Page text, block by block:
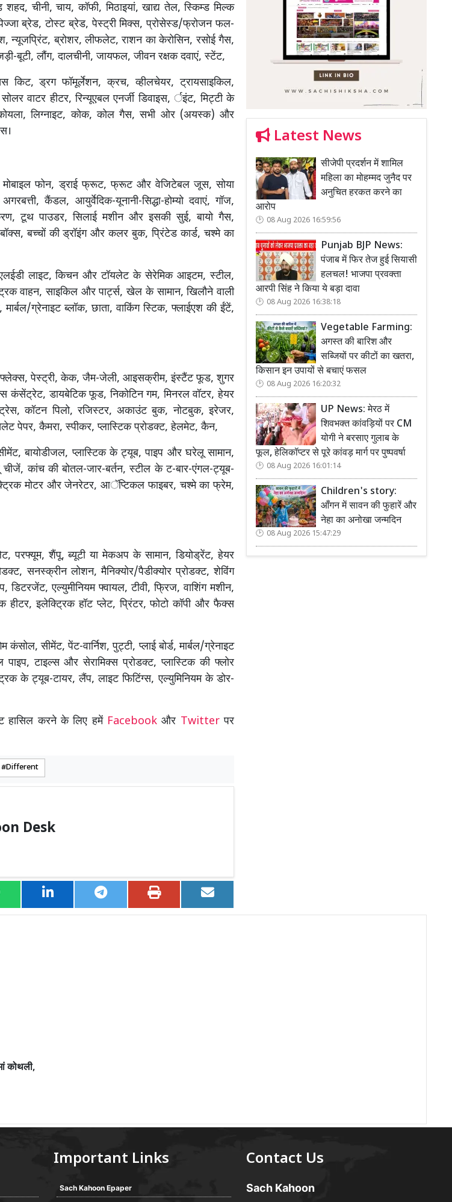
चीनी, चाय, कॉफी, मिठाइयां, खाद्य तेल, स्किम्ड मिल्क
ब्रेड, टोस्ट ब्रेड, पेस्ट्री मिक्स, प्रोसेस्ड/फ्रोजन फल-
न्यूजप्रिंट, ब्रोशर, लीफलेट, राशन का केरोसिन, रसोई गैस,
बूटी, लौंग, दालचीनी, जायफल, जीवन रक्षक दवाएं, स्टेंट,
किट, ड्रग फॉमूर्लेशन, क्रच, व्हीलचेयर, ट्रायसाइकिल,
वाटर हीटर, रिन्यूएबल एनर्जी डिवाइस, र्इंट, मिट्टी के
कोयला, लिग्नाइट, कोक, कोल गैस, सभी ओर (अयस्क) और
फोन, ड्राई फ्रूट, फ्रूट और वेजिटेबल जूस, सोया
कैंडल, आयुर्वेदिक-यूनानी-सिद्धा-होम्यो दवाएं, गॉज,
टूथ पाउडर, सिलाई मशीन और इसकी सुई, बायो गैस,
बच्चों की ड्रॉइंग और कलर बुक, प्रिंटेड कार्ड, चश्मे का
लाइट, किचन और टॉयलेट के सेरेमिक आइटम, स्टील,
वाहन, साइकिल और पार्ट्स, खेल के सामान, खिलौने वाली
ग्रेनाइट ब्लॉक, छाता, वाकिंग स्टिक, फ्लाईएश की ईंटें,
पेस्ट्री, केक, जैम-जेली, आइसक्रीम, इंस्टैंट फूड, शुगर
कंसेंट्रेट, डायबेटिक फूड, निकोटिन गम, मिनरल वॉटर, हेयर
कॉटन पिलो, रजिस्टर, अकाउंट बुक, नोटबुक, इरेजर,
पेपर, कैमरा, स्पीकर, प्लास्टिक प्रोडक्ट, हेलमेट, कैन,
बायोडीजल, प्लास्टिक के ट्यूब, पाइप और घरेलू सामान,
चीजें, कांच की बोतल-जार-बर्तन, स्टील के ट-बार-एंगल-ट्यूब-
मोटर और जेनरेटर, आॅप्टिकल फाइबर, चश्मे का फ्रेम,
परफ्यूम, शैंपू, ब्यूटी या मेकअप के सामान, डियोड्रेंट, हेयर
सनस्क्रीन लोशन, मैनिक्योर/पैडीक्योर प्रोडक्ट, शेविंग
एल्युमीनियम फ्वायल, टीवी, फ्रिज, वाशिंग मशीन,
हीटर, इलेक्ट्रिक हॉट प्लेट, प्रिंटर, फोटो कॉपी और फैक्स
कंसोल, सीमेंट, पेंट-वार्निश, पुट्टी, प्लाई बोर्ड, मार्बल/ग्रेनाइट
पाइप, टाइल्स और सेरामिक्स प्रोडक्ट, प्लास्टिक की फ्लोर
के ट्यूब-टायर, लैंप, लाइट फिटिंग्स, एल्युमिनियम के डोर-
करने के लिए हमें Facebookऔर Twitterपर
Different
Desk
Latest News
सीजेपी प्रदर्शन में शामिल
महिला का मोहम्मद जुनैद पर
अनुचित हरकत करने का
आरोप
08 Aug 2026 16:59:56
Punjab BJP News:
पंजाब में फिर तेज हुई सियासी
हलचल! भाजपा प्रवक्ता
आरपी सिंह ने किया ये बड़ा दावा
08 Aug 2026 16:38:18
Vegetable Farming:
अगस्त की बारिश और
सब्जियों पर कीटों का खतरा,
किसान इन उपायों से बचाएं फसल
08 Aug 2026 16:20:32
UP News: मेरठ में
शिवभक्त कांवड़ियों पर CM
योगी ने बरसाए गुलाब के
फूल, हेलिकॉप्टर से पूरे कांवड़ मार्ग पर पुष्पवर्षा
08 Aug 2026 16:01:14
Children's story:
आँगन में सावन की फुहारें और
नेहा का अनोखा जन्मदिन
08 Aug 2026 15:47:29
कोथली,
Important Links
Sach Kahoon Epaper
Contact Us
Sach Kahoon